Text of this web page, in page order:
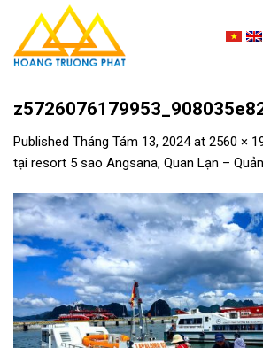
content
Published Tháng Tám 13, 2024at 2560 ×
tại resort 5 sao Angsana, Quan Lạn –